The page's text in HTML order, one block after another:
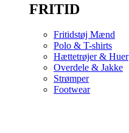
FRITID
Fritidstøj Mænd
Polo & T-shirts
Hættetrøjer & Huer
Overdele & Jakke
Strømper
Footwear